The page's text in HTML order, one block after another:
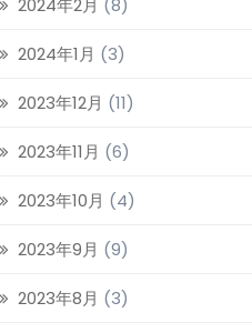
2024年2月 (8)
2024年1月 (3)
2023年12月 (11)
2023年11月 (6)
2023年10月 (4)
2023年9月 (9)
2023年8月 (3)